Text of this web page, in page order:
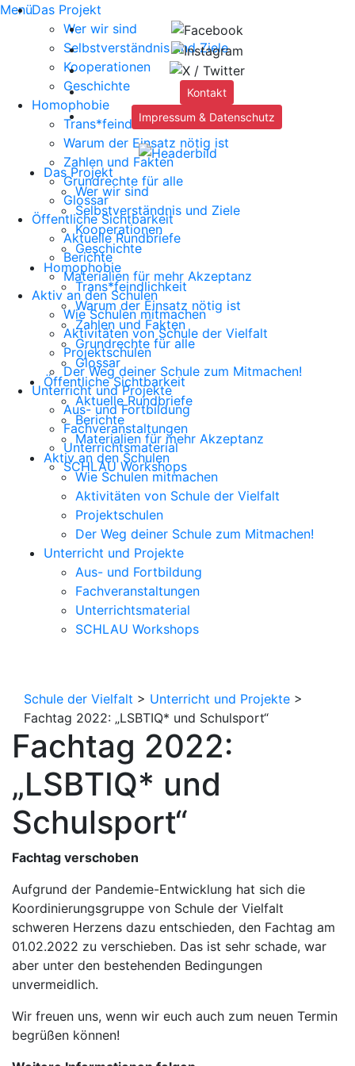
Das Projekt
Wer wir sind
Selbstverständnis und Ziele
Kooperationen
Geschichte
Homophobie
Trans*feindlichkeit
Warum der Einsatz nötig ist
Zahlen und Fakten
Grundrechte für alle
Glossar
Öffentliche Sichtbarkeit
Aktuelle Rundbriefe
Berichte
Materialien für mehr Akzeptanz
Aktiv an den Schulen
Wie Schulen mitmachen
Aktivitäten von Schule der Vielfalt
Projektschulen
Der Weg deiner Schule zum Mitmachen!
Unterricht und Projekte
Aus- und Fortbildung
Fachveranstaltungen
Unterrichtsmaterial
SCHLAU Workshops
Menü
Kontakt
Impressum & Datenschutz
Das Projekt
Wer wir sind
Selbstverständnis und Ziele
Kooperationen
Geschichte
Homophobie
Trans*feindlichkeit
Warum der Einsatz nötig ist
Zahlen und Fakten
Grundrechte für alle
Glossar
Öffentliche Sichtbarkeit
Aktuelle Rundbriefe
Berichte
Materialien für mehr Akzeptanz
Aktiv an den Schulen
Wie Schulen mitmachen
Aktivitäten von Schule der Vielfalt
Projektschulen
Der Weg deiner Schule zum Mitmachen!
Unterricht und Projekte
Aus- und Fortbildung
Fachveranstaltungen
Unterrichtsmaterial
SCHLAU Workshops
Schule der Vielfalt > Unterricht und Projekte >
Fachtag 2022: „LSBTIQ* und Schulsport“
Fachtag 2022:
„LSBTIQ* und
Schulsport“
Fachtag verschoben
Aufgrund der Pandemie-Entwicklung hat sich die
Koordinierungsgruppe von Schule der Vielfalt
schweren Herzens dazu entschieden, den Fachtag am
01.02.2022 zu verschieben. Das ist sehr schade, war
aber unter den bestehenden Bedingungen
unvermeidlich.
Wir freuen uns, wenn wir euch auch zum neuen Termin
begrüßen können!